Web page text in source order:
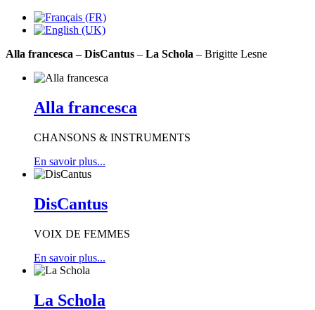
Alla francesca – DisCantus – La Schola – Brigitte Lesne
Alla francesca
CHANSONS & INSTRUMENTS
En savoir plus...
DisCantus
VOIX DE FEMMES
En savoir plus...
La Schola